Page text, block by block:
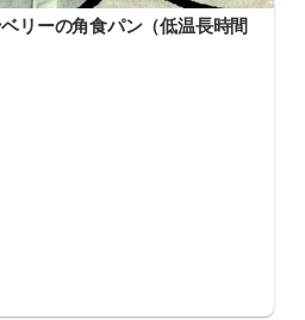
リーの角食パン（低温長時間